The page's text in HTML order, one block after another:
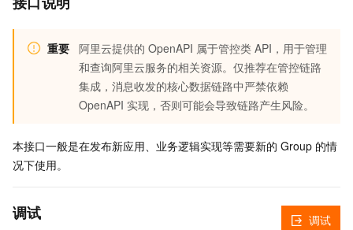
重要 阿里云提供的 OpenAPI 属于管控类 API，用于管理
和查询阿里云服务的相关资源。仅推荐在管控链路
集成，消息收发的核心数据链路中严禁依赖
OpenAPI 实现，否则可能会导致链路产生风险。
本接口一般是在发布新应用、业务逻辑实现等需要新的 Group 的情
况下使用。
调试 调试